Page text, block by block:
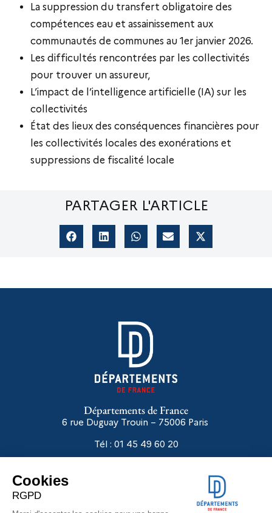
La suppression du transfert obligatoire des
compétences eau et assainissement aux
communautés de communes au 1er janvier 2026.
Les difficultés rencontrées par les collectivités
pour trouver un assureur,
L’impact de l’intelligence artificielle (IA) sur les
collectivités
État des lieux des conséquences financières pour
les collectivités locales des exonérations et
suppressions de fiscalité locale
PARTAGER L'ARTICLE
Départements de France
6 rue Duguay Trouin – 75006 Paris
Tél : 01 45 49 60 20